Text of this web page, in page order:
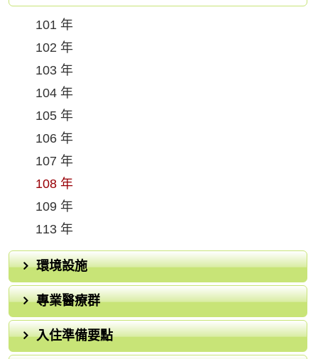
101 年
102 年
103 年
104 年
105 年
106 年
107 年
108 年
109 年
113 年
環境設施
專業醫療群
入住準備要點